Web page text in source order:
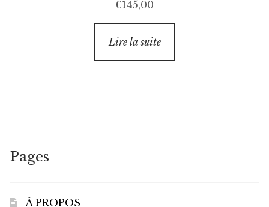
€145,00
Lire la suite
Pages
À PROPOS